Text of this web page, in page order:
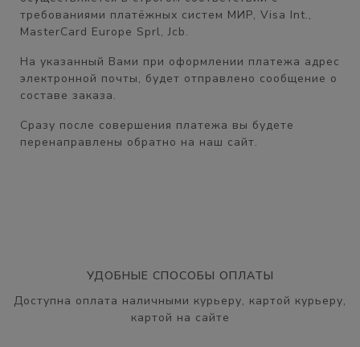
требованиями платёжных систем МИР, Visa Int.,
MasterCard Europe Sprl, Jcb.
На указанный Вами при оформлении платежа адрес
электронной почты, будет отправлено сообщение о
составе заказа.
Сразу после совершения платежа вы будете
перенаправлены обратно на наш сайт.
УДОБНЫЕ СПОСОБЫ ОПЛАТЫ
Доступна оплата наличными курьеру, картой курьеру,
картой на сайте